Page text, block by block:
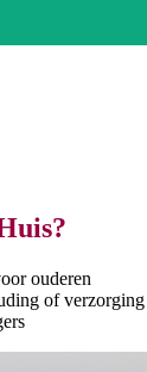
ouderen
of verzorging